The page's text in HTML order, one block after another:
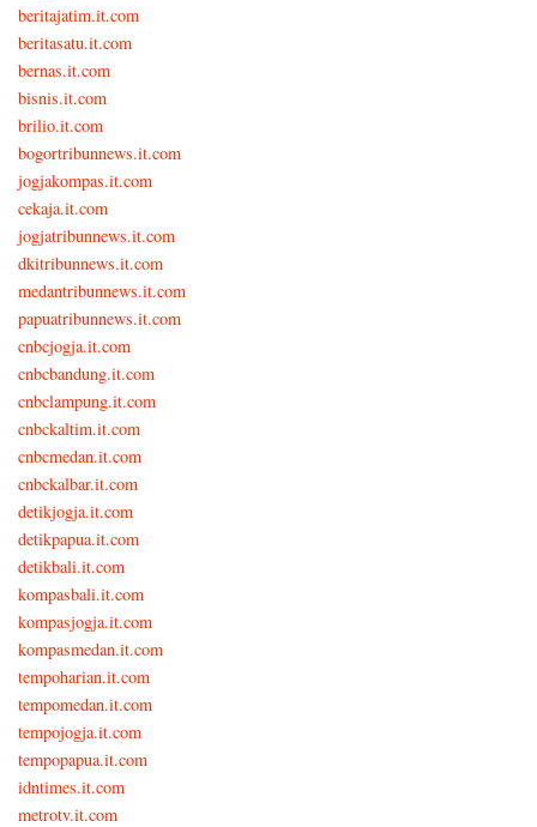
beritajatim.it.com
beritasatu.it.com
bernas.it.com
bisnis.it.com
brilio.it.com
bogortribunnews.it.com
jogjakompas.it.com
cekaja.it.com
jogjatribunnews.it.com
dkitribunnews.it.com
medantribunnews.it.com
papuatribunnews.it.com
cnbcjogja.it.com
cnbcbandung.it.com
cnbclampung.it.com
cnbckaltim.it.com
cnbcmedan.it.com
cnbckalbar.it.com
detikjogja.it.com
detikpapua.it.com
detikbali.it.com
kompasbali.it.com
kompasjogja.it.com
kompasmedan.it.com
tempoharian.it.com
tempomedan.it.com
tempojogja.it.com
tempopapua.it.com
idntimes.it.com
metrotv.it.com